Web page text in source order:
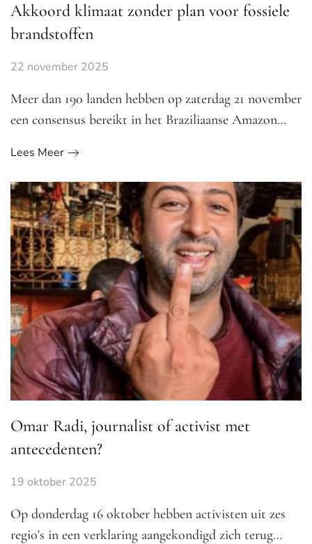
Akkoord klimaat zonder plan voor fossiele
brandstoffen
22 november 2025
Meer dan 190 landen hebben op zaterdag 21 november
een consensus bereikt in het Braziliaanse Amazon…
Lees Meer
Omar Radi, journalist of activist met
antecedenten?
19 oktober 2025
Op donderdag 16 oktober hebben activisten uit zes
regio's in een verklaring aangekondigd zich terug…